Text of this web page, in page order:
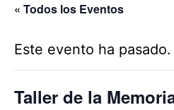
« Todos los Eventos
Este evento ha pasado.
Taller de la